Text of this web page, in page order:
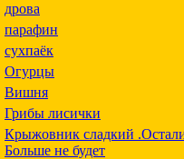
дрова
парафин
сухпаёк
Огурцы
Вишня
Грибы лисички
Крыжовник сладкий
Больше не будет